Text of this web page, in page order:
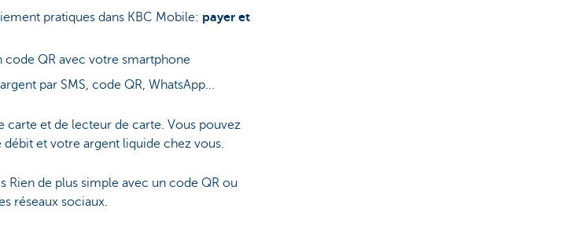
pratiques dans KBC Mobile: payer et
code QR avec votre smartphone
par SMS, code QR, WhatsApp...
carte et de lecteur de carte. Vous pouvez
et votre argent liquide chez vous.
Rien de plus simple avec un code QR ou
réseaux sociaux.